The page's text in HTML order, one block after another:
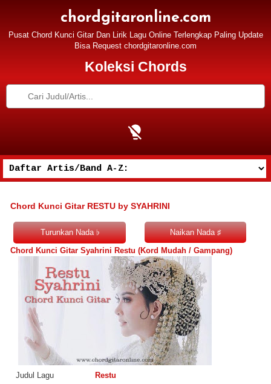
chordgitaronline.com
Pusat Chord Kunci Gitar Dan Lirik Lagu Online Terlengkap Paling Update
Bisa Request chordgitaronline.com
Koleksi Chords
Chord Kunci Gitar RESTU by SYAHRINI
Chord Kunci Gitar Syahrini Restu (Kord Mudah / Gampang)
Judul Lagu
Restu